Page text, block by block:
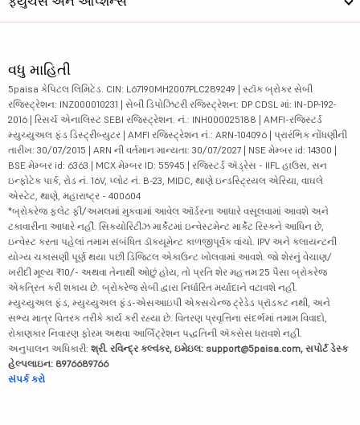
વધુ માહિતી
5paisa કેપિટલ લિમિટેડ. CIN: L67190MH2007PLC289249 | સ્ટૉક બ્રોકર સેબી
રજિસ્ટ્રેશન: INZ000010231 | સેબી ડિપોઝિટરી રજિસ્ટ્રેશન: DP CDSL માં: IN-DP-192-
2016 | રિસર્ચ એનાલિસ્ટ SEBI રજિસ્ટ્રેશન. નં.: INH000025188 | AMFI-રજિસ્ટર્ડ
મ્યુચ્યુઅલ ફંડ ડિસ્ટ્રીબ્યુટર | AMFI રજિસ્ટ્રેશન નં.: ARN-104096 | પ્રારંભિક નોંધણીની
તારીખ: 30/07/2015 | ARN ની વર્તમાન માન્યતા: 30/07/2027 | NSE મેમ્બર id: 14300 |
BSE મેમ્બર id: 6363 | MCX મેમ્બર ID: 55945 | રજિસ્ટર્ડ ઍડ્રેસ - IIFL હાઉસ, સન
ઇન્ફોટેક પાર્ક, રોડ નં. 16V, પ્લોટ નં. B-23, MIDC, થાણે ઇન્ડસ્ટ્રિયલ એરિયા, વાઘલે
એસ્ટેટ, થાણે, મહારાષ્ટ્ર - 400604
*બ્રોકરેજ ફ્લેટ ફી/અમલમાં મુકવામાં આવેલ ઑર્ડરના આધારે વસૂલવામાં આવશે અને
ટકાવારીના આધારે નહીં. સિક્યોરિટીઝ માર્કેટમાં ઇન્વેસ્ટમેન્ટ માર્કેટ રિસ્કને આધિન છે,
ઇન્વેસ્ટ કરતા પહેલાં તમામ સંબંધિત ડૉક્યૂમેન્ટ કાળજીપૂર્વક વાંચો. IPV અને ક્લાયન્ટની
યોગ્ય ચકાસણી પૂર્ણ થયા પછી ડિજિટલ એકાઉન્ટ ખોલવામાં આવશે. જો શેરનું વેચાણ/
ખરીદી મૂલ્ય ₹10/- અથવા તેનાથી ઓછું હોય, તો પ્રતિ શેર મહત્તમ 25 પૈસા બ્રોકરેજ
એકત્રિત કરી શકાય છે. બ્રોકરેજ સેબી દ્વારા નિર્ધારિત મર્યાદાને વટાવશે નહીં.
મ્યુચ્યુઅલ ફંડ, મ્યુચ્યુઅલ ફંડ-એસઆઇપી એક્સચેન્જ ટ્રેડેડ પ્રૉડક્ટ નથી, અને
સભ્ય માત્ર વિતરક તરીકે કાર્ય કરી રહ્યા છે. વિતરણ પ્રવૃત્તિના સંદર્ભમાં તમામ વિવાદો,
રોકાણકાર નિવારણ ફોરમ અથવા આર્બિટ્રેશન પદ્ધતિની ઍક્સેસ ધરાવશે નહીં.
અનુપાલન અધિકારી: શ્રી. રવિન્દ્ર કલ્વંકર, ઇમેઇલ: support@5paisa.com, સપોર્ટ ડેસ્ક
હેલ્પલાઇન: 8976689766
સંપર્ક કરો